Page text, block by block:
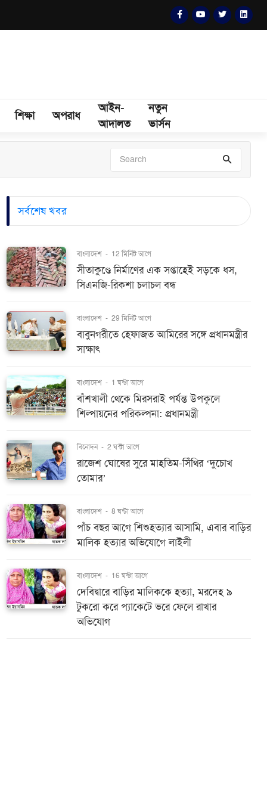
শিক্ষা অপরাধ
আইন-
আদালত
নতুন
ভার্সন
সর্বশেষ খবর
বাংলাদেশ - 12 মিনিট আগে
সীতাকুণ্ডে নির্মাণের এক সপ্তাহেই সড়কে ধস,
সিএনজি-রিকশা চলাচল বন্ধ
বাংলাদেশ - 29 মিনিট আগে
বাবুনগরীতে হেফাজত আমিরের সঙ্গে প্রধানমন্ত্রীর
সাক্ষাৎ
বাংলাদেশ - 1 ঘন্টা আগে
বাঁশখালী থেকে মিরসরাই পর্যন্ত উপকূলে
শিল্পায়নের পরিকল্পনা: প্রধানমন্ত্রী
বিনোদন - 2 ঘন্টা আগে
রাজেশ ঘোষের সুরে মাহতিম-সিঁথির ‘দুচোখ
তোমার’
বাংলাদেশ - 8 ঘন্টা আগে
পাঁচ বছর আগে শিশুহত্যার আসামি, এবার বাড়ির
মালিক হত্যার অভিযোগে লাইলী
বাংলাদেশ - 16 ঘন্টা আগে
দেবিদ্বারে বাড়ির মালিককে হত্যা, মরদেহ ৯
টুকরো করে প্যাকেটে ভরে ফেলে রাখার
অভিযোগ